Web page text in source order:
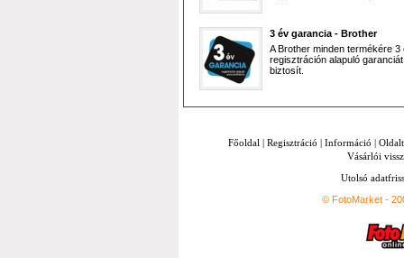
3 év garancia - Brother
A Brother minden termékére 3
regisztráción alapuló garanciát
biztosít.
Főoldal | Regisztráció | Információ |
Vásárlói
Utolsó
© FotoMarket -